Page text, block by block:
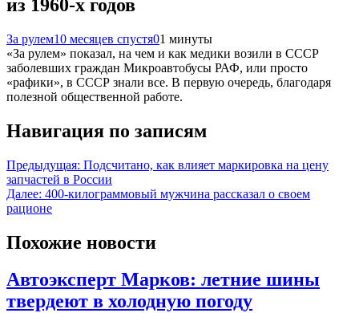
из 1960-х годов
За рулем10 месяцев спустя01 минуты
«За рулем» показал, на чем и как медики возили в СССР
заболевших граждан Микроавтобусы РАФ, или просто
«рафики», в СССР знали все. В первую очередь, благодаря
полезной общественной работе.
Навигация по записям
Предыдущая: Подсчитано, как влияет маркировка на цену
запчастей в России
Далее: 400-килограммовый мужчина рассказал о своем
рационе
Похожие новости
Автоэксперт Марков: летние шины
твердеют в холодную погоду